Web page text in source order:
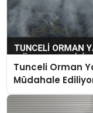
Tunceli Orman
Müdahale